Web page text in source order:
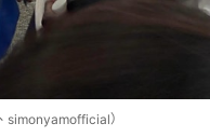
simonyamofficial）